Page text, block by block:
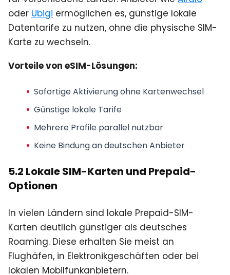
oder Ubigi ermöglichen es, günstige lokale
Datentarife zu nutzen, ohne die physische SIM-
Karte zu wechseln.
Vorteile von eSIM-Lösungen:
Sofortige Aktivierung ohne Kartenwechsel
Günstige lokale Tarife
Mehrere Profile parallel nutzbar
Keine Bindung an deutschen Anbieter
5.2 Lokale SIM-Karten und Prepaid-
Optionen
In vielen Ländern sind lokale Prepaid-SIM-
Karten deutlich günstiger als deutsches
Roaming. Diese erhalten Sie meist an
Flughäfen, in Elektronikgeschäften oder bei
lokalen Mobilfunkanbietern.